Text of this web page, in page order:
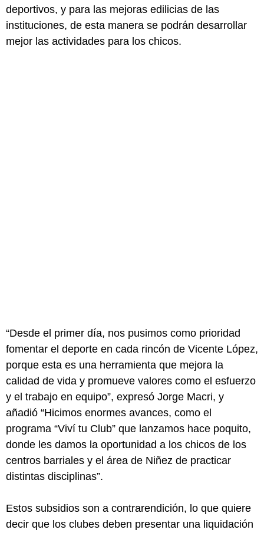
deportivos, y para las mejoras edilicias de las
instituciones, de esta manera se podrán desarrollar
mejor las actividades para los chicos.
“Desde el primer día, nos pusimos como prioridad
fomentar el deporte en cada rincón de Vicente López,
porque esta es una herramienta que mejora la
calidad de vida y promueve valores como el esfuerzo
y el trabajo en equipo”, expresó Jorge Macri, y
añadió “Hicimos enormes avances, como el
programa “Viví tu Club” que lanzamos hace poquito,
donde les damos la oportunidad a los chicos de los
centros barriales y el área de Niñez de practicar
distintas disciplinas”.
Estos subsidios son a contrarendición, lo que quiere
decir que los clubes deben presentar una liquidación